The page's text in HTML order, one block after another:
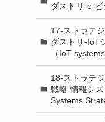
ダストリ-e-ビ
17-ストラテ
ダストリ-IoT
（IoT
18-ストラテ
戦略-情報シ
Systems